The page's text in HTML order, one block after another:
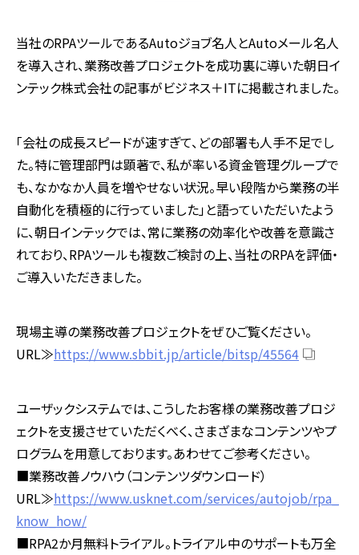
当社のRPAツールであるAutoジョブ名人とAutoメール名人
を導入され、業務改善プロジェクトを成功裏に導いた朝日イ
ンテック株式会社の記事がビジネス＋ITに掲載されました。
「会社の成長スピードが速すぎて、どの部署も人手不足でし
た。特に管理部門は顕著で、私が率いる資金管理グループで
も、なかなか人員を増やせない状況。早い段階から業務の半
自動化を積極的に行っていました」と語っていただいたよう
に、朝日インテックでは、常に業務の効率化や改善を意識さ
れており、RPAツールも複数ご検討の上、当社のRPAを評価・
ご導入いただきました。
現場主導の業務改善プロジェクトをぜひご覧ください。
URL≫https://www.sbbit.jp/article/bitsp/45564
ユーザックシステムでは、こうしたお客様の業務改善プロジ
ェクトを支援させていただくべく、さまざまなコンテンツやプ
ログラムを用意しております。あわせてご参考ください。
■業務改善ノウハウ（コンテンツダウンロード）
URL≫https://www.usknet.com/services/autojob/rpa_
know_how/
■RPA2か月無料トライアル。トライアル中のサポートも万全